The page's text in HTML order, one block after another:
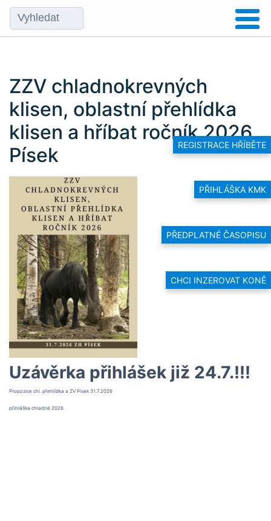
REGISTRACE HŘÍBĚTE
PŘIHLÁŠKA KMK
PŘEDPLATNÉ ČASOPISU
CHCI INZEROVAT KONĚ
ZZV chladnokrevných
klisen, oblastní přehlídka
klisen a hříbat ročník 2026
Písek
Uzávěrka přihlášek již 24.7.!!!
Propozice chl. přehlídka a ZV Písek 31.7.2026
přihláška chladné 2026